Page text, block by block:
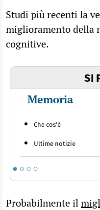
Studi più recenti la
miglioramento della
cognitive.
SI
Memoria
Che cos'è
Ultime notizie
Probabilmente il